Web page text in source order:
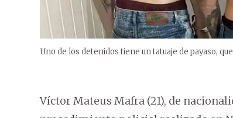
Uno de los detenidos tiene un tatuaje de payaso,
Víctor Mateus Mafra (21), de